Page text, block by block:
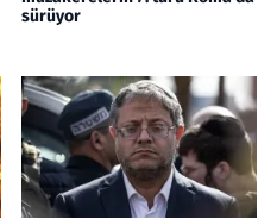
sürüyor